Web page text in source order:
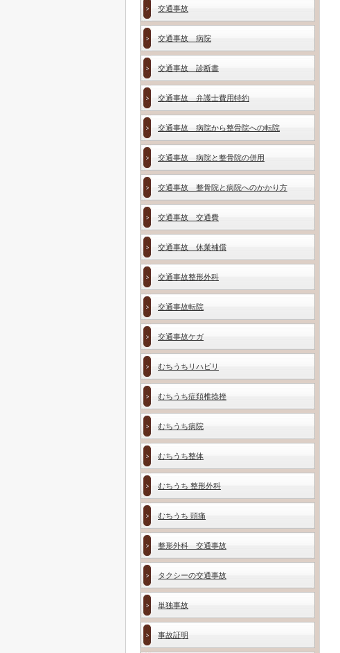
交通事故
交通事故 病院
交通事故 診断書
交通事故 弁護士費用特約
交通事故 病院から整骨院への転院
交通事故 病院と整骨院の併用
交通事故 整骨院と病院へのかかり方
交通事故 交通費
交通事故 休業補償
交通事故整形外科
交通事故転院
交通事故ケガ
むちうちリハビリ
むちうち症頚椎捻挫
むちうち病院
むちうち整体
むちうち 整形外科
むちうち 頭痛
整形外科 交通事故
タクシーの交通事故
単独事故
事故証明